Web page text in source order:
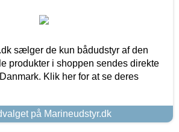
sælger de kun bådudstyr af den
produkter i shoppen sendes direkte
Klik her for at se deres
på Marineudstyr.dk